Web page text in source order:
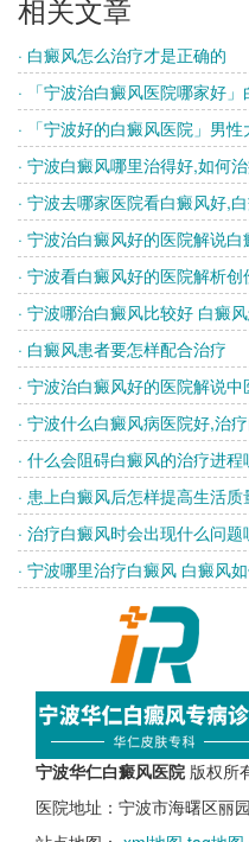
相关文章
· 白癜风怎么治疗才是正确的
· 「宁波治白癜风医院哪家好
· 「宁波好的白癜风医院」男
· 宁波白癜风哪里治得好,如何
· 宁波去哪家医院看白癜风好,
· 宁波治白癜风好的医院解说
· 宁波看白癜风好的医院解析
· 宁波哪治白癜风比较好 白癜
· 白癜风患者要怎样配合治疗
· 宁波治白癜风好的医院解说
· 宁波什么白癜风病医院好,治
· 什么会阻碍白癜风的治疗进程
· 患上白癜风后怎样提高生活质
· 治疗白癜风时会出现什么问题
· 宁波哪里治疗白癜风 白癜风
宁波华仁白癜风医院 版权所
医院地址：宁波市海曙区丽